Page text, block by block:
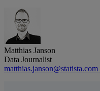
Matthias Janson
Data Journalist
matthias.janson@statista.com